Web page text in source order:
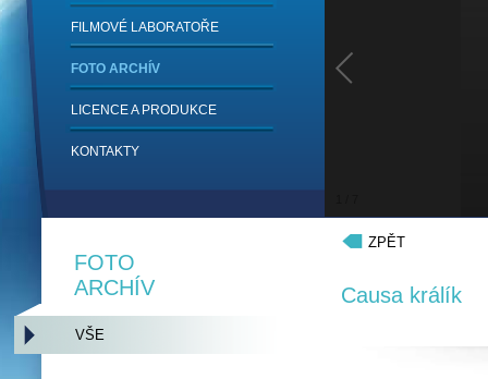
FILMOVÉ LABORATOŘE
FOTO ARCHÍV
LICENCE A PRODUKCE
KONTAKTY
ZPĚT
Causa králík
FOTO
ARCHÍV
VŠE